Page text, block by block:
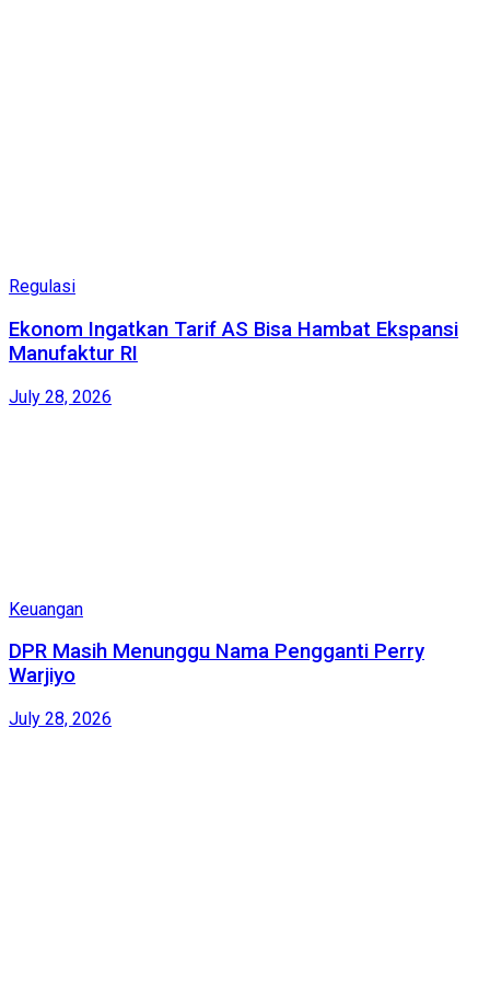
Regulasi
Ekonom Ingatkan Tarif AS Bisa Hambat Ekspansi
Manufaktur RI
July 28, 2026
Keuangan
DPR Masih Menunggu Nama Pengganti Perry
Warjiyo
July 28, 2026